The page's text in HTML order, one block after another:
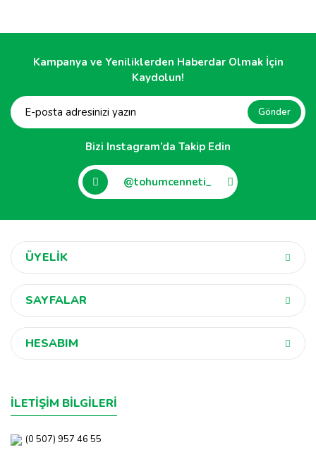
Kampanya ve Yeniliklerden Haberdar Olmak İçin
Kaydolun!
Gönder
Bizi Instagram’da Takip Edin
@tohumcenneti_
ÜYELİK
SAYFALAR
HESABIM
İLETİŞİM BİLGİLERİ
(0 507) 957 46 55